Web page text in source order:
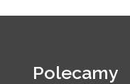
Polecamy